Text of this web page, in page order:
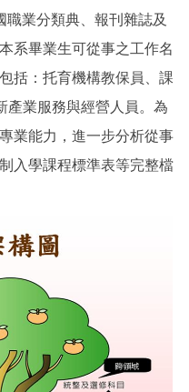
業分類典、報刊雜誌及
系畢業生可從事之工作名
括：托育機構教保員、課
產業服務與經營人員。為
業能力，進一步分析從事
入學課程標準表等完整檔